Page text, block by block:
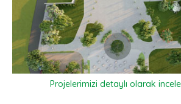
Projelerimizi detaylı olarak